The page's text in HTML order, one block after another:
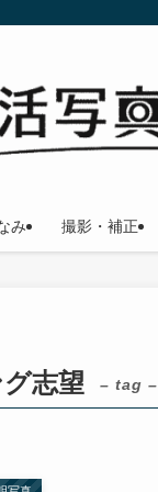
み 撮影・補正
志望 – tag –